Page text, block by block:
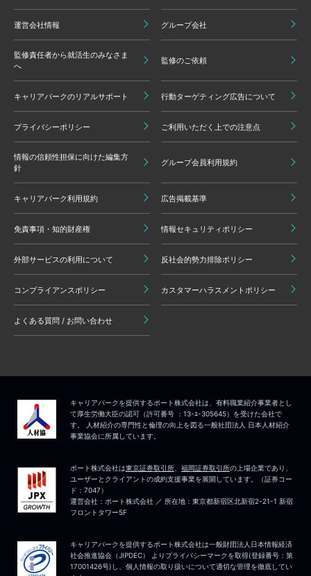
運営会社情報 グループ会社
監修責任者から就活生のみなさま
へ
監修のご依頼
キャリアパークのリアルサポート 行動ターゲティング広告について
プライバシーポリシー ご利用いただく上での注意点
情報の信頼性担保に向けた編集方
針
グループ会員利用規約
キャリアパーク利用規約 広告掲載基準
免責事項・知的財産権 情報セキュリティポリシー
外部サービスの利用について 反社会的勢力排除ポリシー
コンプライアンスポリシー カスタマーハラスメントポリシー
よくある質問 / お問い合わせ